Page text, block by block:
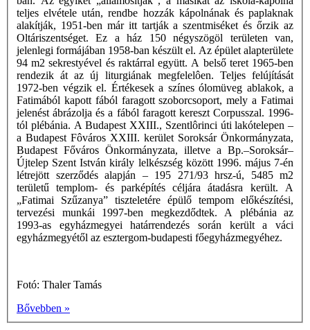
teljes elvétele után, rendbe hozzák kápolnának és paplaknak
alakítják, 1951-ben már itt tartják a szentmiséket és őrzik az
Oltáriszentséget. Ez a ház 150 négyszögöl területen van,
jelenlegi formájában 1958-ban készült el. Az épület alapterülete
94 m2 sekrestyével és raktárral együtt. A belső teret 1965-ben
rendezik át az új liturgiának megfelelôen. Teljes felújítását
1972-ben végzik el. Értékesek a színes ólomüveg ablakok, a
Fatimából kapott fából faragott szoborcsoport, mely a Fatimai
jelenést ábrázolja és a fából faragott kereszt Corpusszal. 1996-
tól plébánia. A Budapest XXIII., Szentlôrinci úti lakótelepen –
a Budapest Fôváros XXIII. kerület Soroksár Önkormányzata,
Budapest Főváros Önkormányzata, illetve a Bp.–Soroksár–
Újtelep Szent István király lelkészség között 1996. május 7-én
létrejött szerződés alapján – 195 271/93 hrsz-ú, 5485 m2
területű templom- és parképítés céljára átadásra került. A
„Fatimai Szűzanya” tiszteletére épülő tempom előkészítési,
tervezési munkái 1997-ben megkezdődtek. A plébánia az
1993-as egyházmegyei határrendezés során került a váci
egyházmegyétől az esztergom-budapesti főegyházmegyéhez.
Fotó: Thaler Tamás
Bővebben »